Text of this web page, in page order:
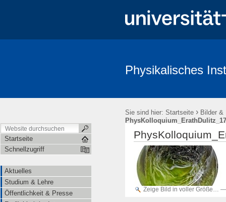
Physikalisches
Sie sind hier: Startseite › Bilder &
Startseite
Schnellzugriff
Aktuelles
Studium & Lehre
Öffentlichkeit & Presse
Zeige Bild in voller Größe…